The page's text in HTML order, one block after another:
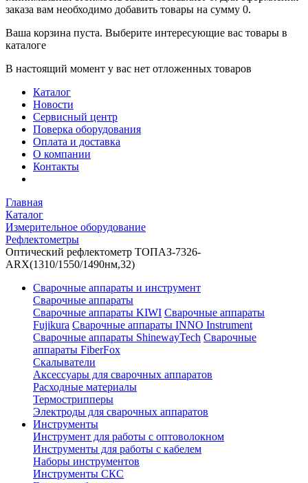
заказа вам необходимо добавить товары на сумму 0.
Ваша корзина пуста. Выберите интересующие вас товары в
каталоге
В настоящий момент у вас нет отложенных товаров
Каталог
Новости
Сервисный центр
Поверка оборудования
Оплата и доставка
О компании
Контакты
Главная
Каталог
Измерительное оборудование
Рефлектометры
Оптический рефлектометр ТОПАЗ-7326-
ARX(1310/1550/1490нм,32)
Сварочные аппараты и инструмент
Сварочные аппараты
Сварочные аппараты KIWI Сварочные аппараты
Fujikura Сварочные аппараты INNO Instrument
Сварочные аппараты ShinewayTech Cварочные
аппараты FiberFox
Скалыватели
Аксессуары для сварочных аппаратов
Расходные материалы
Термострипперы
Электроды для сварочных аппаратов
Инструменты
Инструмент для работы с оптоволокном
Инструменты для работы с кабелем
Наборы инструментов
Инструменты СКС